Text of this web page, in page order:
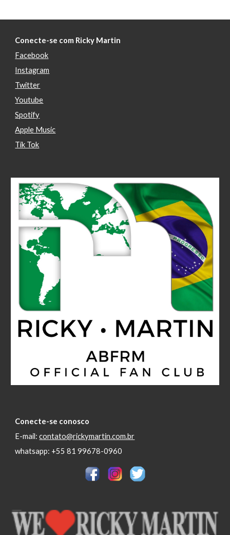
Conecte-se com Ricky Martin
Facebook
Instagram
Twitter
Youtube
Spotify
Apple Music
Tik Tok
Conecte-se conosco
E-mail:contato@rickymartin.com.br
whatsapp: +55 81 99678-0960